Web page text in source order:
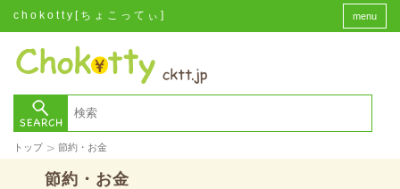
chokotty[ちょこってぃ] menu
トップ > 節約・お金
節約・お金